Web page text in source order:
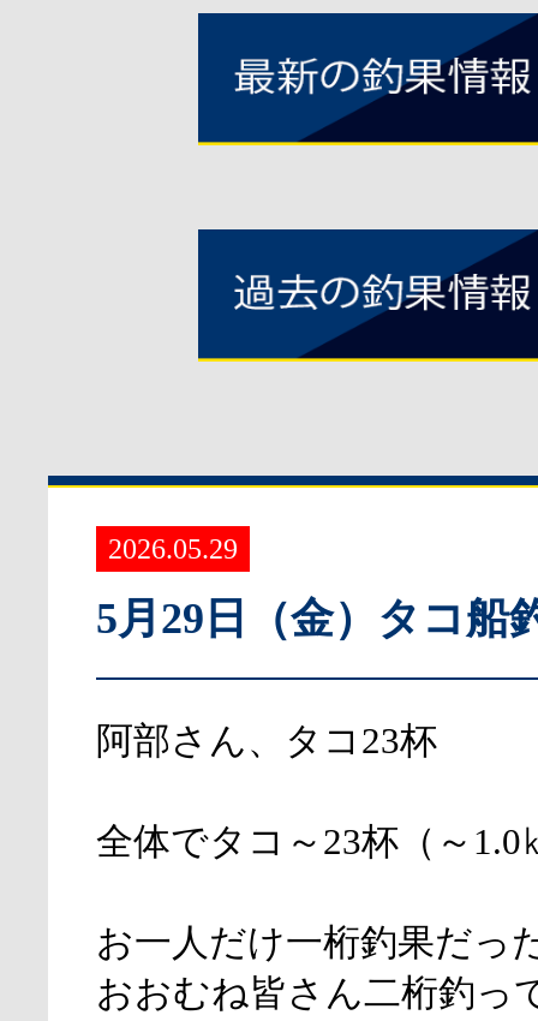
2026.05.29
5月29日（金）タコ船
阿部さん、タコ23杯
全体でタコ～23杯（～1.0
お一人だけ一桁釣果だっ
おおむね皆さん二桁釣っ